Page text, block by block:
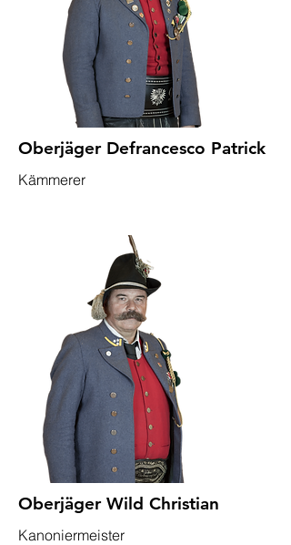
Oberjäger Defrancesco Patrick
Kämmerer
Oberjäger Wild Christian
Kanoniermeister